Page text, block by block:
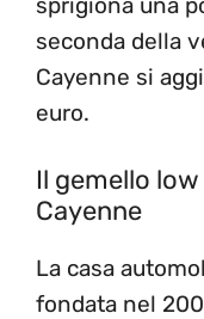
seconda della
Cayenne si
euro.
Il gemello
Cayenne
La casa
fondata nel